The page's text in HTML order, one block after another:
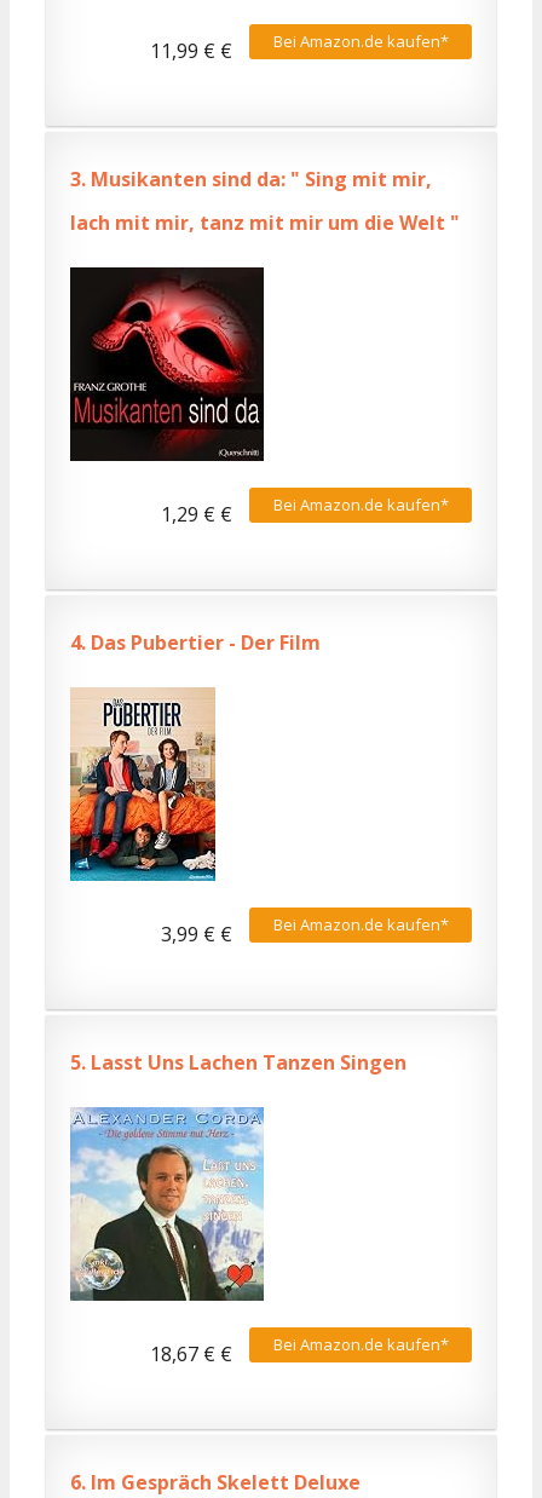
Bei Amazon.de kaufen*
11,99 € €
3. Musikanten sind da: " Sing mit mir,
lach mit mir, tanz mit mir um die Welt "
Bei Amazon.de kaufen*
1,29 € €
4. Das Pubertier - Der Film
Bei Amazon.de kaufen*
3,99 € €
5. Lasst Uns Lachen Tanzen Singen
Bei Amazon.de kaufen*
18,67 € €
6. Im Gespräch Skelett Deluxe